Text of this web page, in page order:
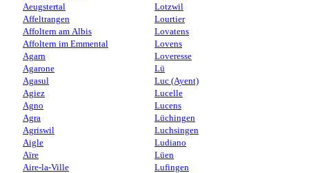
Aeugstertal
Affeltrangen
Affoltern am Albis
Affoltern im Emmental
Agarn
Agarone
Agasul
Agiez
Agno
Agra
Agriswil
Aigle
Aïre
Aire-la-Ville
Lotzwil
Lourtier
Lovatens
Lovens
Loveresse
Lü
Luc (Ayent)
Lucelle
Lucens
Lüchingen
Luchsingen
Ludiano
Lüen
Lufingen